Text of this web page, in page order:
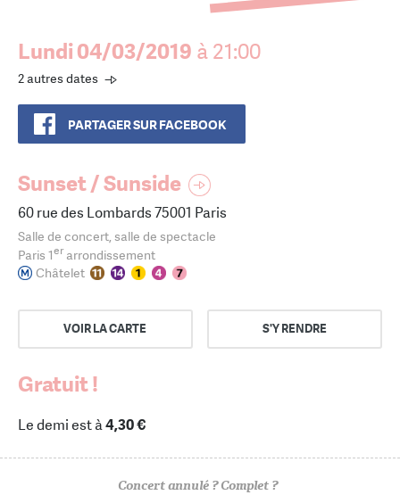
Lundi 04/03/2019 à 21:00
2 autres dates
PARTAGER SUR FACEBOOK
Sunset / Sunside
60 rue des Lombards 75001 Paris
Salle de concert, salle de spectacle
Paris 1erarrondissement
Châtelet
VOIR LA CARTE S'Y RENDRE
Gratuit !
Le demi est à4,30 €
Concert annulé ? Complet ?